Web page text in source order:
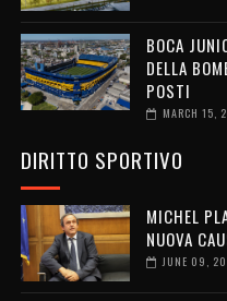
BOCA
DELLA
POSTI
MARCH 15,
DIRITTO SPORTIVO
MICHEL
NUOVA
JUNE 09,